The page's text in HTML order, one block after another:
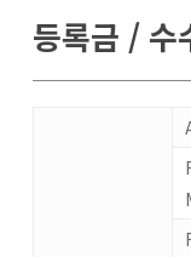
등록금 / 수